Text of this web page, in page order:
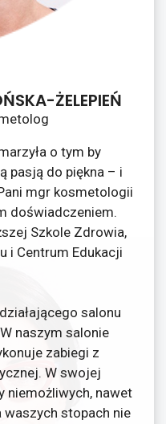
ŻELEPIEŃ
o tym by
pasją do piękna – i
mgr kosmetologii
doświadczeniem.
Szkole Zdrowia,
i Centrum Edukacji
salonu
naszym salonie
zabiegi z
W swojej
niemożliwych, nawet
waszych stopach nie